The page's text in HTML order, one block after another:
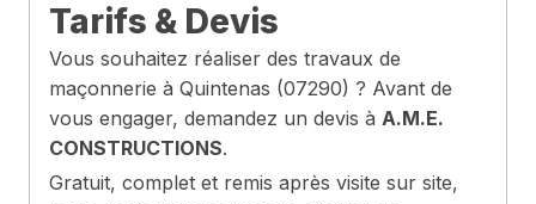
Tarifs & Devis
Vous souhaitez réaliser des travaux de
maçonnerie à Quintenas (07290) ? Avant de
vous engager, demandez un devis à A.M.E.
CONSTRUCTIONS.
Gratuit, complet et remis après visite sur site,